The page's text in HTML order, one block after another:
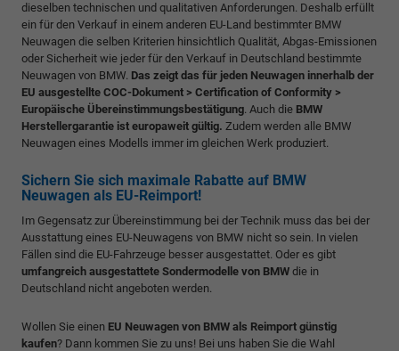
dieselben technischen und qualitativen Anforderungen. Deshalb erfüllt
ein für den Verkauf in einem anderen EU-Land bestimmter BMW
Neuwagen die selben Kriterien hinsichtlich Qualität, Abgas-Emissionen
oder Sicherheit wie jeder für den Verkauf in Deutschland bestimmte
Neuwagen von BMW. Das zeigt das für jeden Neuwagen innerhalb der
EU ausgestellte COC-Dokument > Certification of Conformity >
Europäische Übereinstimmungsbestätigung. Auch die BMW
Herstellergarantie ist europaweit gültig. Zudem werden alle BMW
Neuwagen eines Modells immer im gleichen Werk produziert.
Sichern Sie sich maximale Rabatte auf BMW
Neuwagen als EU-Reimport!
Im Gegensatz zur Übereinstimmung bei der Technik muss das bei der
Ausstattung eines EU-Neuwagens von BMW nicht so sein. In vielen
Fällen sind die EU-Fahrzeuge besser ausgestattet. Oder es gibt
umfangreich ausgestattete Sondermodelle von BMW die in
Deutschland nicht angeboten werden.
Wollen Sie einen EU Neuwagen von BMW als Reimport günstig
kaufen? Dann kommen Sie zu uns! Bei uns haben Sie die Wahl